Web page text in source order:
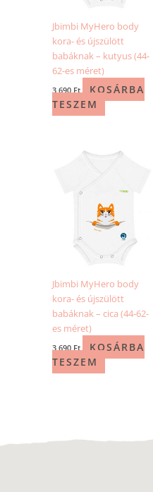
Jbimbi MyHero body
kora- és újszülött
babáknak – kutyus (44-
62-es méret)
3 690Ft
KOSÁRBA
TESZEM
Jbimbi MyHero body
kora- és újszülött
babáknak – cica (44-62-
es méret)
3 690 Ft
KOSÁRBA
TESZEM